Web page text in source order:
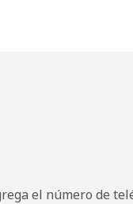
el número de